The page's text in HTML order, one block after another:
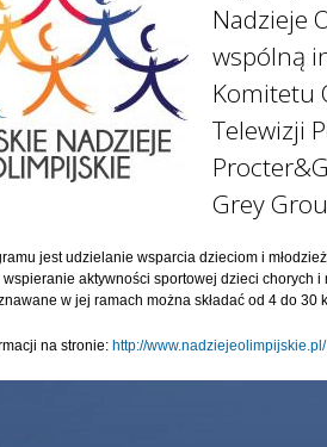
Nadzieje
wspólną
Komitetu
Telewizji
Grey
jest udzielanie wsparcia dzieciom i
aktywności sportowej dzieci chorych i
w jej ramach można składać od 4 do 30
na stronie: http://www.nadziejeolimpijskie.pl/